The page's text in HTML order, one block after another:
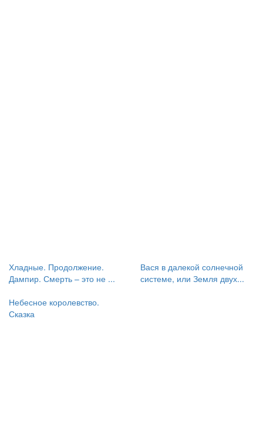
Хладные. Продолжение.
Дампир. Смерть – это не ...
Вася в далекой солнечной
системе, или Земля двух...
Небесное королевство.
Сказка